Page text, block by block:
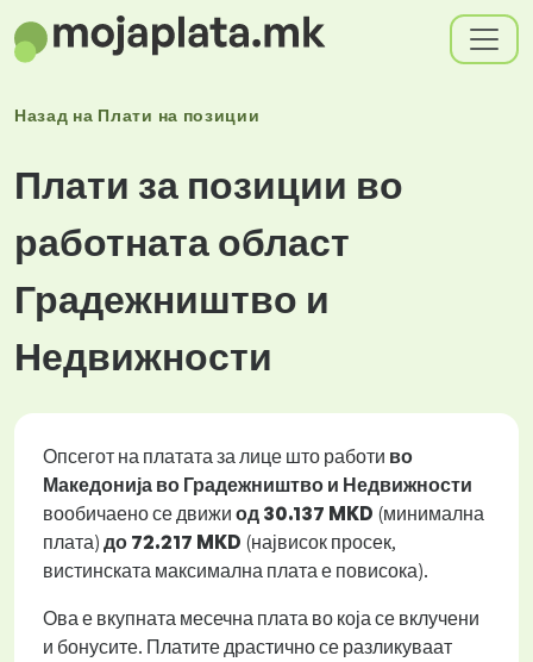
Назад на Плати на позиции
Плати за позиции во
работната област
Градежништво и
Недвижности
Опсегот на платата за лице што работи во
Македонија во Градежништво и Недвижности
вообичаено се движи од 30.137 MKD (минимална
плата) до 72.217 MKD (највисок просек,
вистинската максимална плата е повисока).
Ова е вкупната месечна плата во која се вклучени
и бонусите. Платите драстично се разликуваат